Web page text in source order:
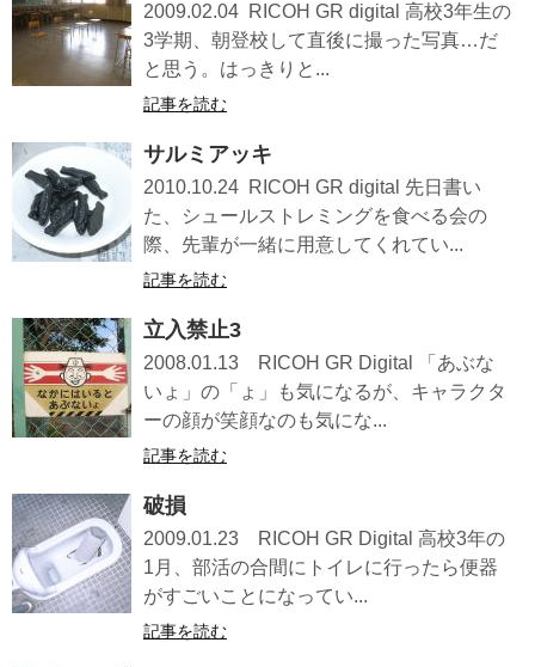
2009.02.04 RICOH GR digital 高校3年生の
3学期、朝登校して直後に撮った写真…だ
と思う。はっきりと...
記事を読む
サルミアッキ
2010.10.24 RICOH GR digital 先日書い
た、シュールストレミングを食べる会の
際、先輩が一緒に用意してくれてい...
記事を読む
立入禁止3
2008.01.13 RICOH GR Digital 「あぶな
いょ」の「ょ」も気になるが、キャラクタ
ーの顔が笑顔なのも気にな...
記事を読む
破損
2009.01.23 RICOH GR Digital 高校3年の
1月、部活の合間にトイレに行ったら便器
がすごいことになってい...
記事を読む